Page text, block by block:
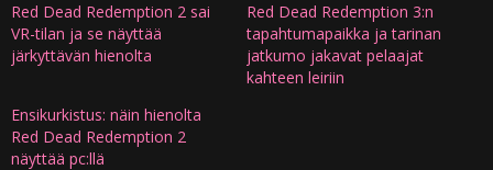
Red Dead Redemption 2 sai
VR-tilan ja se näyttää
järkyttävän hienolta
Red Dead Redemption 3:n
tapahtumapaikka ja tarinan
jatkumo jakavat pelaajat
kahteen leiriin
Ensikurkistus: näin hienolta
Red Dead Redemption 2
näyttää pc:llä